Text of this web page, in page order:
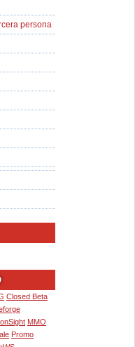
persona
Closed Beta
MMO
Promo